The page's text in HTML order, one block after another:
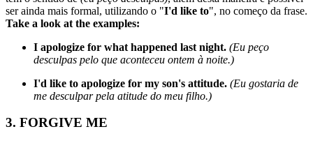
ser ainda mais formal, utilizando o "I'd like to", no começo da frase.
Take a look at the examples:
I apologize for what happened last night. (Eu peço
desculpas pelo que aconteceu ontem à noite.)
I'd like to apologize for my son's attitude. (Eu gostaria de
me desculpar pela atitude do meu filho.)
3. FORGIVE ME